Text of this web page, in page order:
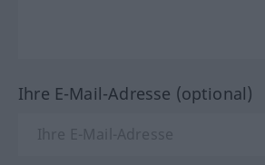
Ihre E-Mail-Adresse (optional)